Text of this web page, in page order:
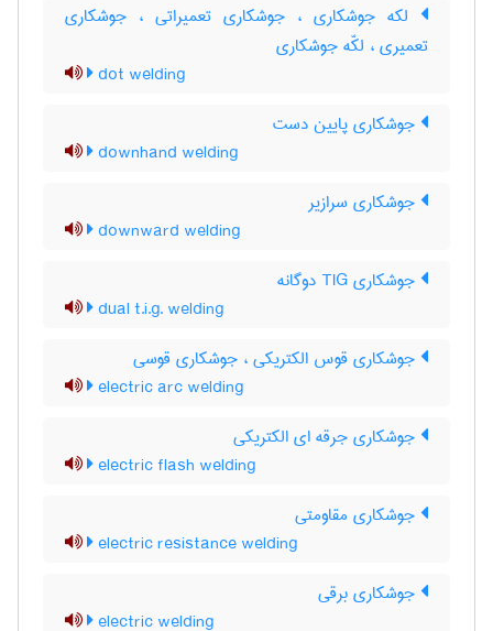
لکه جوشکاری ، جوشکاری تعمیراتی ، جوشکاری
تعمیری ، لکّه جوشکاری
dot welding
جوشکاری پایین دست
downhand welding
جوشکاری سرازیر
downward welding
جوشکاری TIG دوگانه
dual t.i.g. welding
جوشکاری قوس الکتریکی ، جوشکاری قوسی
electric arc welding
جوشکاری جرقه ای الکتریکی
electric flash welding
جوشکاری مقاومتی
electric resistance welding
جوشکاری برقی
electric welding